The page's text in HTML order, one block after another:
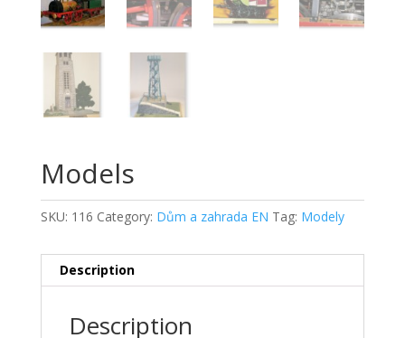
Models
SKU: 116 Category: Dům a zahrada EN Tag: Modely
Description
Description